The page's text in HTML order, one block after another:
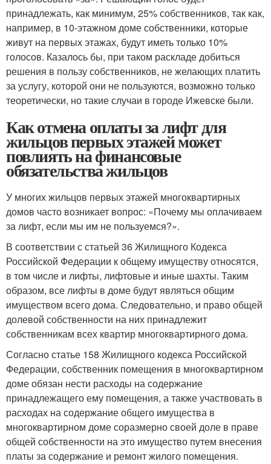
принадлежать, как минимум, 25% собственников, так как,
например, в 10-этажном доме собственники, которые
живут на первых этажах, будут иметь только 10%
голосов. Казалось бы, при таком раскладе добиться
решения в пользу собственников, не желающих платить
за услугу, которой они не пользуются, возможно только
теоретически, но такие случаи в городе Ижевске были.
Как отмена оплаты за лифт для
жильцов первых этажей может
повлиять на финансовые
обязательства жильцов
У многих жильцов первых этажей многоквартирных
домов часто возникает вопрос: «Почему мы оплачиваем
за лифт, если мы им не пользуемся?».
В соответствии с статьей 36 Жилищного Кодекса
Российской Федерации к общему имуществу относятся,
в том числе и лифты, лифтовые и иные шахты. Таким
образом, все лифты в доме будут являться общим
имуществом всего дома. Следовательно, и право общей
долевой собственности на них принадлежит
собственникам всех квартир многоквартирного дома.
Согласно статье 158 Жилищного кодекса Российской
Федерации, собственник помещения в многоквартирном
доме обязан нести расходы на содержание
принадлежащего ему помещения, а также участвовать в
расходах на содержание общего имущества в
многоквартирном доме соразмерно своей доле в праве
общей собственности на это имущество путем внесения
платы за содержание и ремонт жилого помещения.